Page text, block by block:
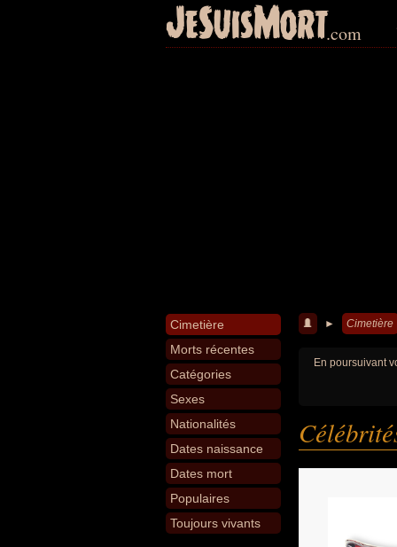
JeSuisMort.com
Cimetière
Morts récentes
Catégories
Sexes
Nationalités
Dates naissance
Dates mort
Populaires
Toujours vivants
► Cimetière
En poursuivant